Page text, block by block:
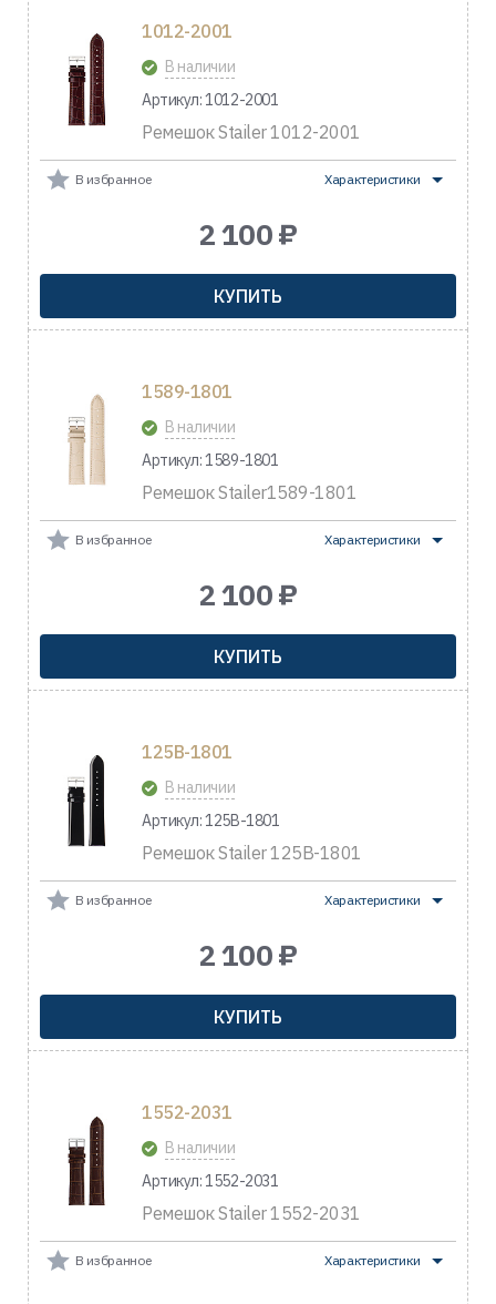
1012-2001
В наличии
Артикул: 1012-2001
Ремешок Stailer 1012-2001
В избранное Характеристики
2 100 ₽
КУПИТЬ
1589-1801
В наличии
Артикул: 1589-1801
Ремешок Stailer1589-1801
В избранное Характеристики
2 100 ₽
КУПИТЬ
125B-1801
В наличии
Артикул: 125B-1801
Ремешок Stailer 125B-1801
В избранное Характеристики
2 100 ₽
КУПИТЬ
1552-2031
В наличии
Артикул: 1552-2031
Ремешок Stailer 1552-2031
В избранное Характеристики